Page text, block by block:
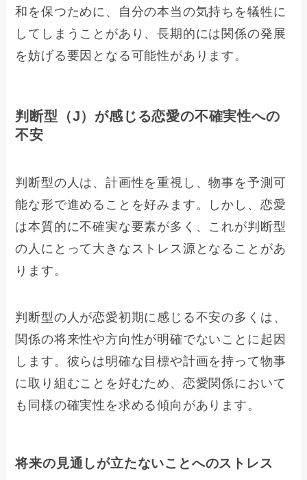
和を保つために、自分の本当の気持ちを犠牲に
してしまうことがあり、長期的には関係の発展
を妨げる要因となる可能性があります。
判断型（J）が感じる恋愛の不確実性への
不安
判断型の人は、計画性を重視し、物事を予測可
能な形で進めることを好みます。しかし、恋愛
は本質的に不確実な要素が多く、これが判断型
の人にとって大きなストレス源となることがあ
ります。
判断型の人が恋愛初期に感じる不安の多くは、
関係の将来性や方向性が明確でないことに起因
します。彼らは明確な目標や計画を持って物事
に取り組むことを好むため、恋愛関係において
も同様の確実性を求める傾向があります。
将来の見通しが立たないことへのストレス